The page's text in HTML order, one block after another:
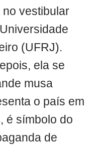
vestibular
(UFRJ).
ela se
musa
o país em
é símbolo do
de